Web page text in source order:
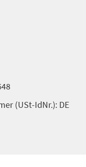
(USt-IdNr.): DE